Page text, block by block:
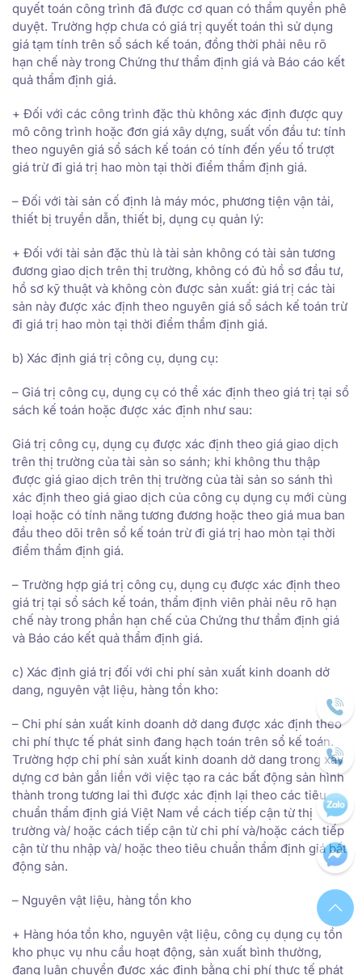
quyết toán công trình đã được cơ quan có thẩm quyền phê
duyệt. Trường hợp chưa có giá trị quyết toán thì sử dụng
giá tạm tính trên sổ sách kế toán, đồng thời phải nêu rõ
hạn chế này trong Chứng thư thẩm định giá và Báo cáo kết
quả thẩm định giá.
+ Đối với các công trình đặc thù không xác định được quy
mô công trình hoặc đơn giá xây dựng, suất vốn đầu tư: tính
theo nguyên giá sổ sách kế toán có tính đến yếu tố trượt
giá trừ đi giá trị hao mòn tại thời điểm thẩm định giá.
– Đối với tài sản cố định là máy móc, phương tiện vận tải,
thiết bị truyền dẫn, thiết bị, dụng cụ quản lý:
+ Đối với tài sản đặc thù là tài sản không có tài sản tương
đương giao dịch trên thị trường, không có đủ hồ sơ đầu tư,
hồ sơ kỹ thuật và không còn được sản xuất: giá trị các tài
sản này được xác định theo nguyên giá sổ sách kế toán trừ
đi giá trị hao mòn tại thời điểm thẩm định giá.
b) Xác định giá trị công cụ, dụng cụ:
– Giá trị công cụ, dụng cụ có thể xác định theo giá trị tại sổ
sách kế toán hoặc được xác định như sau:
Giá trị công cụ, dụng cụ được xác định theo giá giao dịch
trên thị trường của tài sản so sánh; khi không thu thập
được giá giao dịch trên thị trường của tài sản so sánh thì
xác định theo giá giao dịch của công cụ dụng cụ mới cùng
loại hoặc có tính năng tương đương hoặc theo giá mua ban
đầu theo dõi trên sổ kế toán trừ đi giá trị hao mòn tại thời
điểm thẩm định giá.
– Trường hợp giá trị công cụ, dụng cụ được xác định theo
giá trị tại sổ sách kế toán, thẩm định viên phải nêu rõ hạn
chế này trong phần hạn chế của Chứng thư thẩm định giá
và Báo cáo kết quả thẩm định giá.
c) Xác định giá trị đối với chi phí sản xuất kinh doanh dở
dang, nguyên vật liệu, hàng tồn kho:
– Chi phí sản xuất kinh doanh dở dang được xác định theo
chi phí thực tế phát sinh đang hạch toán trên sổ kế toán.
Trường hợp chi phí sản xuất kinh doanh dở dang trong xây
dựng cơ bản gắn liền với việc tạo ra các bất động sản hình
thành trong tương lai thì được xác định lại theo các tiêu
chuẩn thẩm định giá Việt Nam về cách tiếp cận từ thị
trường và/ hoặc cách tiếp cận từ chi phí và/hoặc cách tiếp
cận từ thu nhập và/ hoặc theo tiêu chuẩn thẩm định giá bất
động sản.
– Nguyên vật liệu, hàng tồn kho
+ Hàng hóa tồn kho, nguyên vật liệu, công cụ dụng cụ tồn
kho phục vụ nhu cầu hoạt động, sản xuất bình thường,
đang luân chuyển được xác định bằng chi phí thực tế phát